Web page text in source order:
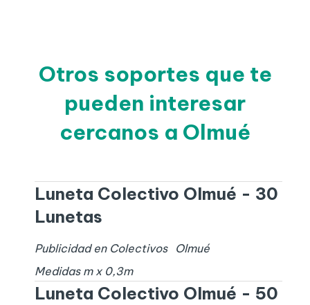
Otros soportes que te
pueden interesar
cercanos a Olmué
Luneta Colectivo Olmué - 30
Lunetas
Publicidad en Colectivos
Olmué
Medidas m x 0,3m
Luneta Colectivo Olmué - 50